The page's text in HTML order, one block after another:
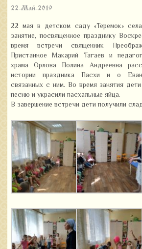
22-Май-2019
22 мая в детском саду «Теремок»
занятие, посвященное празднику
время встречи священник
Пристанное Макарий Тагаев и
храма Орлова Полина Андреевна
истории праздника Пасхи и о
связанных с ним. Во время занятия
песню и украсили пасхальные яйца.
В завершение встречи дети получили